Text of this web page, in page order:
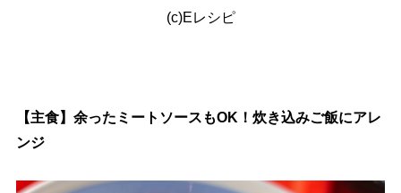
(c)Eレシピ
【主食】余ったミートソースもOK！炊き込みご飯にアレ
ンジ